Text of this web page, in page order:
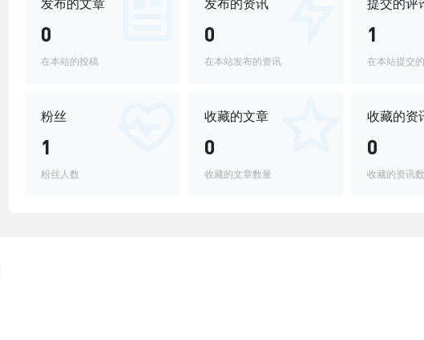
发布的文章
0
在本站的投稿
发布的资讯
0
在本站发布的资讯
提交的评
1
在本站提交
粉丝
1
粉丝人数
收藏的文章
0
收藏的文章数量
收藏的资
0
收藏的资讯